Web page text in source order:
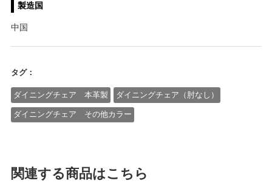
製造国
中国
タグ：
ダイニングチェア 本革製 ダイニングチェア（肘なし）
ダイニングチェア その他カラー
関連する商品はこちら